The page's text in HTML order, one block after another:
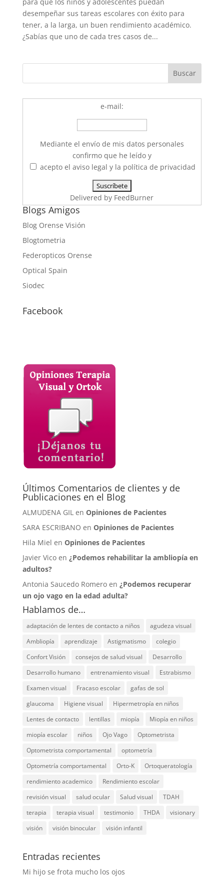
desempeñar sus tareas escolares con éxito para
tener, a la larga, un buen rendimiento académico.
¿Sabías que uno de cada tres casos de...
e-mail:
Mediante el envío de mis datos personales
confirmo que he leído y
acepto el aviso legal y la política de privacidad
Delivered by FeedBurner
Blogs Amigos
Blog Orense Visión
Blogtometria
Federopticos Orense
Optical Spain
Siodec
Facebook
Últimos Comentarios de clientes y de
Publicaciones en el Blog
ALMUDENA GIL en Opiniones de Pacientes
SARA ESCRIBANO en Opiniones de Pacientes
Hila Miel en Opiniones de Pacientes
Javier Vico en ¿Podemos rehabilitar la ambliopía en
adultos?
Antonia Saucedo Romero en ¿Podemos recuperar
un ojo vago en la edad adulta?
Hablamos de…
adaptación de lentes de contacto a niños
agudeza visual
Ambliopía
aprendizaje Astigmatismo
colegio
Confort Visión
consejos de salud visual
Desarrollo
Desarrollo humano
entrenamiento visual
Estrabismo
Examen visual
Fracaso escolar
gafas de sol
glaucoma
Higiene visual
Hipermetropía en niños
Lentes de contacto
lentillas miopía
Miopía en niños
miopía escolar
niños Ojo Vago
Optometrista
Optometrista comportamental
optometría
Optometría comportamental
Orto-K
Ortoqueratología
rendimiento academico
Rendimiento escolar
revisión visual
salud ocular Salud visual
TDAH
terapia
terapia visual testimonio THDA
visionary
visión
visión binocular visión infantil
Entradas recientes
Mi hijo se frota mucho los ojos